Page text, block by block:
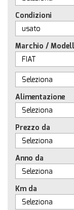
ASSISTENZA
CONTATTI
NEWS
AREA COMMERCIANTI
Condizioni
Marchio /
Alimentazione
Prezzo da
Anno da
Km da